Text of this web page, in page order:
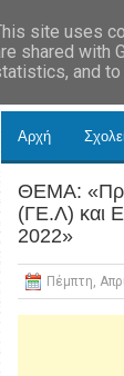
Αρχή
ΘΕΜΑ:
(ΓΕ.Λ) και
2022»
Πέμπτη,
site uses
shared with
and